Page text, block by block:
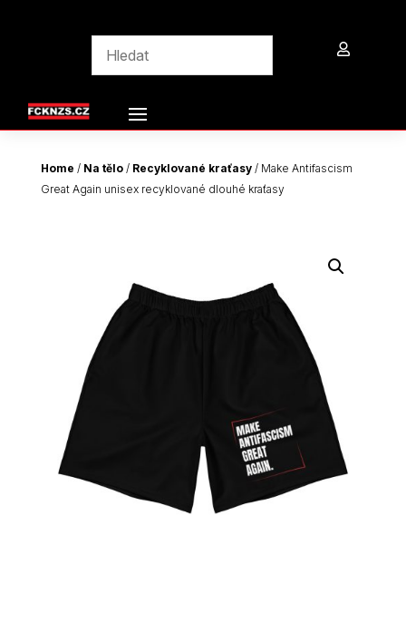

Home / Na tělo/ Recyklované kraťasy/ Make Antifascism
Great Again unisex recyklované dlouhé kraťasy